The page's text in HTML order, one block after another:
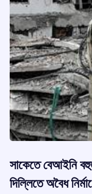
সাকেতে বেআইনি
দিল্লিতে অবৈধ